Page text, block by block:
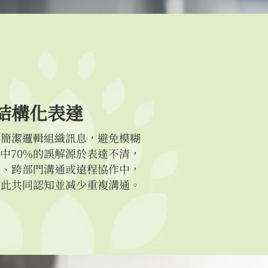
構化表達
潔邏輯組織訊息，避免模糊
70%的誤解源於表達不清，
跨部門溝通或遠程協作中，
共同認知並减少重複溝通。